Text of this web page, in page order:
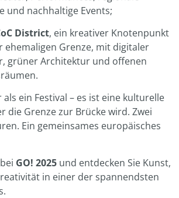
und nachhaltige Events;
District, ein kreativer Knotenpunkt
ehemaligen Grenze, mit digitaler
grüner Architektur und offenen
als ein Festival – es ist eine kulturelle
die Grenze zur Brücke wird. Zwei
Ein gemeinsames europäisches
GO! 2025 und entdecken Sie Kunst,
in einer der spannendsten